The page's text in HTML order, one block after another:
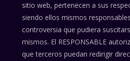
sitio web, pertenecen a sus
siendo ellos mismos
controversia que pudiera
mismos. El RESPONSABLE
que terceros puedan redirigir